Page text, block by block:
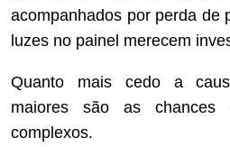
acompanhados por perda de
luzes no painel merecem
Quanto mais cedo a
maiores são as chances
complexos.